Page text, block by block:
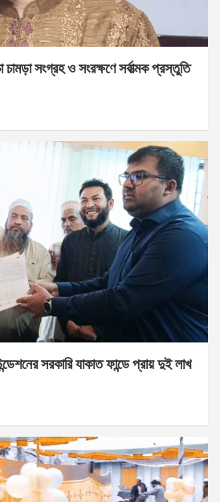
সংগ্রহ ও সংরক্ষণে সর্বাত্মক প্রস্তুতি
সরকারি যাকাত ফান্ডে প্রায় দুই লাখ